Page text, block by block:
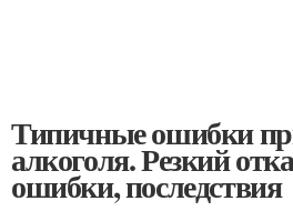
Типичные ошибки
алкоголя. Резкий
ошибки, последствия